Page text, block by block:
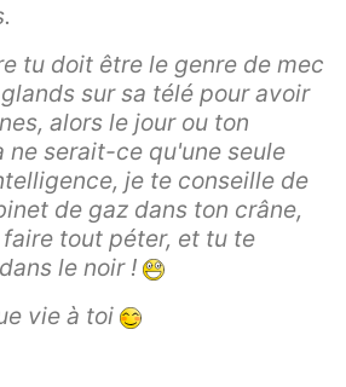
tu doit être le genre de mec
sur sa télé pour avoir
alors le jour ou ton
ne serait-ce qu'une seule
je te conseille de
de gaz dans ton crâne,
tout péter, et tu te
le noir !
vie à toi